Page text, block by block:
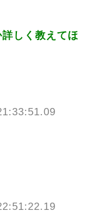
しく教えてほ